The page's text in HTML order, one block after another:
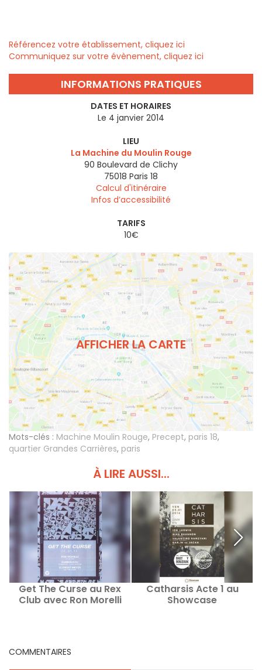
Référencez votre établissement, cliquez ici
Communiquez sur votre évènement, cliquez ici
INFORMATIONS PRATIQUES
DATES ET HORAIRES
Le 4 janvier 2014
LIEU
La Machine du Moulin Rouge
90 Boulevard de Clichy
75018 Paris 18
Calcul d'itinéraire
Infos d’accessibilité
TARIFS
10€
AFFICHER LA CARTE
Mots-clés : Machine Moulin Rouge, Precept, paris 18,
quartier Grandes Carrières, paris
À LIRE AUSSI...
Get The Curse au Rex
Club avec Ron Morelli
Catharsis Acte 1 au
Showcase
COMMENTAIRES